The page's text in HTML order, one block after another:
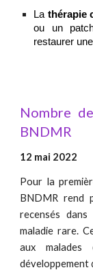
La thérapie
ou un
restaurer
Nombre
BNDMR
12 mai 2022
Pour la
BNDMR rend
recensés
maladie rare.
aux
développement